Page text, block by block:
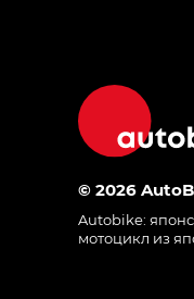
© 2026
Autobike:
мотоцикл из